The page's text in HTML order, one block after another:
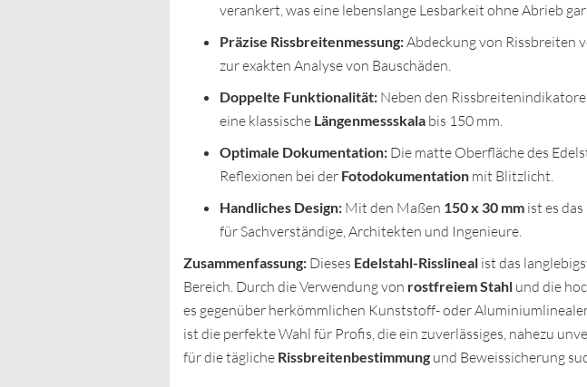
verankert, was eine lebenslange Lesbarkeit ohne Abrieb
Präzise Rissbreitenmessung:Abdeckung von Rissbreiten
zur exakten Analyse von Bauschäden.
Doppelte Funktionalität: Neben den
eine klassische Längenmessskala bis 150 mm.
Optimale Dokumentation: Die matte Oberfläche des
Reflexionen bei der Fotodokumentation mit Blitzlicht.
Handliches Design: Mit den Maßen 150 x 30 mm ist es
für Sachverständige, Architekten und Ingenieure.
Zusammenfassung: Dieses Edelstahl-Risslineal ist das
Bereich. Durch die Verwendung von rostfreiem Stahl und die
es gegenüber herkömmlichen Kunststoff- oder
ist die perfekte Wahl für Profis, die ein zuverlässiges, nahezu
für die tägliche Rissbreitenbestimmung und Beweissicherung